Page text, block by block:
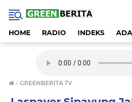
HOME RADIO INDEKS
› GREENBERITA TV